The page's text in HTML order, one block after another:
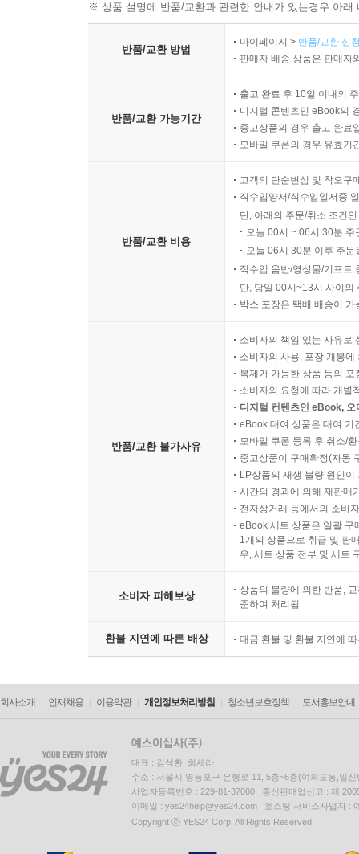
※ 상품 설명에 반품/교환과 관련한 안내가 있는경우 아
반품/교환 방법
마이페이지 > 반품/교환 신
판매자 배송 상품은 판매자
반품/교환 가능기간
출고 완료 후 10일 이내의
디지털 콘텐츠인 eBook의
중고상품의 경우 출고 완료
모바일 쿠폰의 경우 유효기
반품/교환 비용
고객의 단순변심 및 착오구
직수입양서/직수입일서중
단, 아래의 주문/취소 조건
오늘 00시 ~ 06시 30분
오늘 06시 30분 이후 주
직수입 음반/영상물/기프트
단, 당일 00시~13시 사이의
박스 포장은 택배 배송이
반품/교환 불가사유
소비자의 책임 있는 사유로
소비자의 사용, 포장 개봉
복제가 가능한 상품 등의
소비자의 요청에 따라 개별
디지털 컨텐츠인 eBook,
eBook 대여 상품은 대여 기
모바일 쿠폰 등록 후 취소/
중고상품이 구매확정(자동
LP상품의 재생 불량 원인
시간의 경과에 의해 재판매
전자상거래 등에서의 소비
eBook 세트 상품은 일괄 구
1개의 상품으로 취급 및 판
우, 세트 상품 전부 및 세트
소비자 피해보상
상품의 불량에 의한 반품,
준하여 처리됨
환불 지연에 따른 배상 대금 환불 및 환불 지연에
회사소개 인재채용 이용약관 개인정보처리방침 청소년보호정책 도서홍보안내
대표 : 김석환, 최세라
주소 : 서울시 영등포구 은행로 11, 5층~6층(여의도동,일신
사업자등록번호 : 229-81-37000 통신판매업신고 : 제
이메일 : yes24help@yes24.com 호스팅 서비스사업자 :
Copyright ⓒ YES24 Corp. All Rights Reserved.